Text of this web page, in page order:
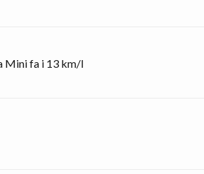
Mini fa i 13 km/l